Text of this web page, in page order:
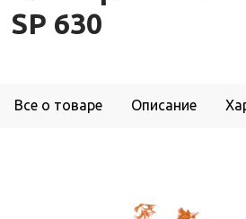
SP 630
Все о товаре Описание